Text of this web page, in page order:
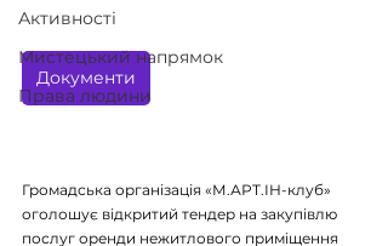
Активності
Мистецький напрямок
Права людини
Документи
Громадська організація «М.АРТ.ІН-клуб»
оголошує відкритий тендер на закупівлю
послуг оренди нежитлового приміщення